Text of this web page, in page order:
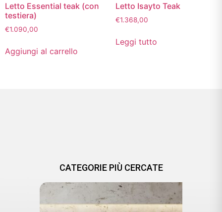
Letto Essential teak (con
testiera)
€1.090,00
Aggiungi al carrello
Letto Isayto Teak
€1.368,00
Leggi tutto
CATEGORIE PIÙ CERCATE